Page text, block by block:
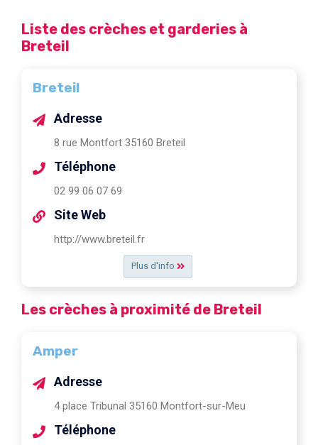
Liste des crèches et garderies à
Breteil
Breteil
Plus d'info
Adresse
8 rue Montfort 35160 Breteil
Téléphone
02 99 06 07 69
Site Web
http://www.breteil.fr
Les crèches à proximité de Breteil
Amper
Adresse
4 place Tribunal 35160 Montfort-sur-Meu
Téléphone